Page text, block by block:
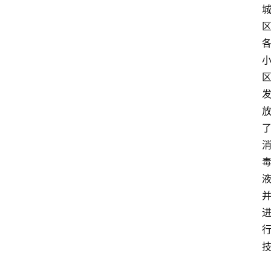
城
区
各
小
区
发
放
了
消
毒
液
并
进
行
技